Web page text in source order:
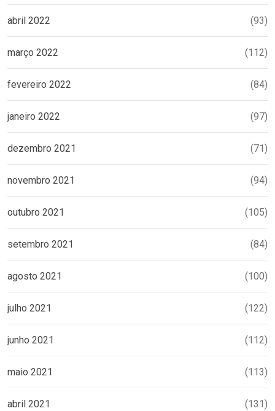
abril 2022 (93)
março 2022 (112)
fevereiro 2022 (84)
janeiro 2022 (97)
dezembro 2021 (71)
novembro 2021 (94)
outubro 2021 (105)
setembro 2021 (84)
agosto 2021 (100)
julho 2021 (122)
junho 2021 (112)
maio 2021 (113)
abril 2021 (131)